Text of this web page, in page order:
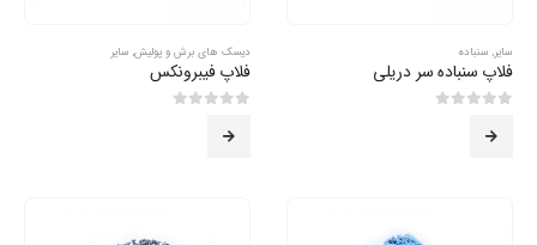
سایر, سنباده
فلاپ سنباده سر دریلی
دیسک های برش و پولیش, سایر
فلاپ فیبرونکس